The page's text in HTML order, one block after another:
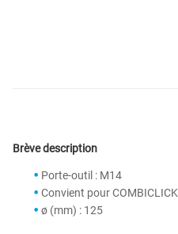
Brève description
Porte-outil : M14
Convient pour COMBICLICK
ø (mm) : 125